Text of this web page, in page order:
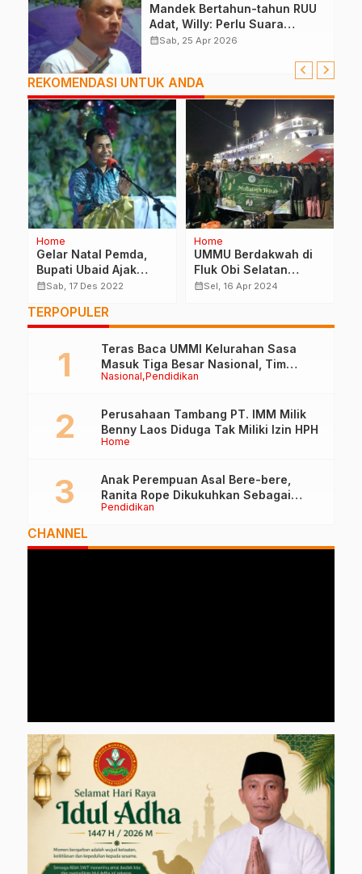
Mandek Bertahun-tahun RUU
Adat, Willy: Perlu Suara
Pemda, DPRD
calendar_monthSab, 25 Apr 2026
REKOMENDASI UNTUK ANDA
Home
Gelar Natal Pemda,
Bupati Ubaid Ajak
Masyarakat Jauhi
calendar_monthSab, 17 Des 2022
Home
UMMU Berdakwah di
Fluk Obi Selatan
Selama Ramadhan
calendar_monthSel, 16 Apr 2024
TERPOPULER
Nasional Pendidikan
Teras Baca UMMI Kelurahan Sasa
Masuk Tiga Besar Nasional, Tim
Penilai Lakukan Visitasi di Ternate
Home
Perusahaan Tambang PT. IMM Milik
Benny Laos Diduga Tak Miliki Izin HPH
Pendidikan
Anak Perempuan Asal Bere-bere,
Ranita Rope Dikukuhkan Sebagai
Guru Besar dan Rektor Ummu
CHANNEL